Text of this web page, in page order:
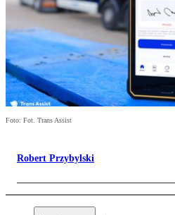
Foto: Fot. Trans Assist
Robert Przybylski